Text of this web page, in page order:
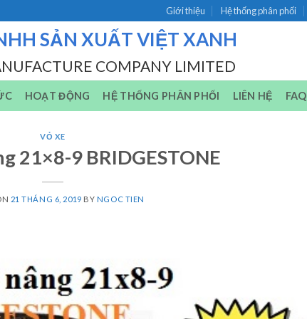
Giới thiệu Hệ thống phân phối
SẢN XUẤT VIỆT XANH
COMPANY LIMITED
HOẠT ĐỘNG HỆ THỐNG PHÂN PHỐI LIÊN HỆ FAQ
VỎ XE
21×8-9 BRIDGESTONE
21 THÁNG 6, 2019 BY NGOC TIEN